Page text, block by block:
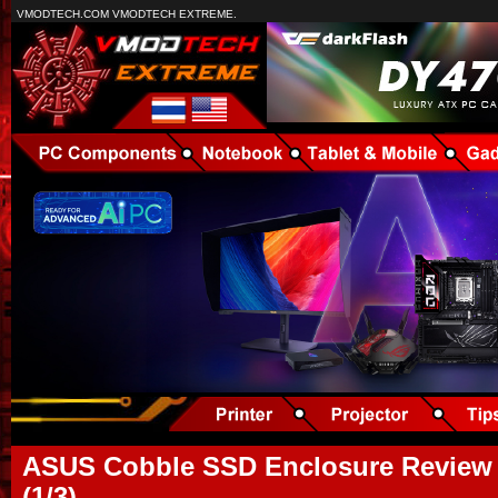
VMODTECH.COM VMODTECH EXTREME.
ASUS Cobble SSD Enclosure